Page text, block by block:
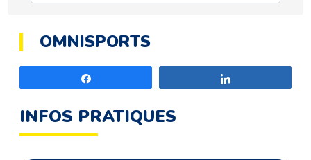
OMNISPORTS
INFOS PRATIQUES